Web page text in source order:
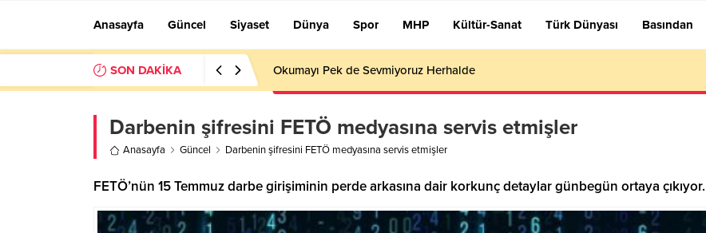
Anasayfa Güncel Siyaset Dünya Spor MHP Kültür-Sanat Türk Dünyası Basından
SON DAKİKA Okumayı Pek de Sevmiyoruz Herhalde
Darbenin şifresini FETÖ medyasına servis etmişler
Anasayfa Güncel Darbenin şifresini FETÖ medyasına servis etmişler
FETÖ’nün 15 Temmuz darbe girişiminin perde arkasına dair korkunç detaylar günbegün ortaya çıkıyor.